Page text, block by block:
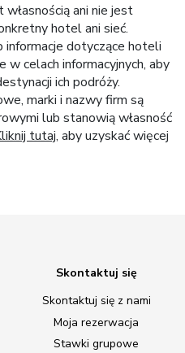
ani nie jest
hotel ani sieć.
dotyczące hoteli
w celach informacyjnych, aby
ich podróży.
marki i nazwy firm są
lub stanowią własność
tutaj, aby uzyskać więcej
Skontaktuj się
Skontaktuj się z nami
Moja rezerwacja
Stawki grupowe